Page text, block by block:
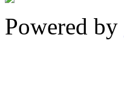
Powered by